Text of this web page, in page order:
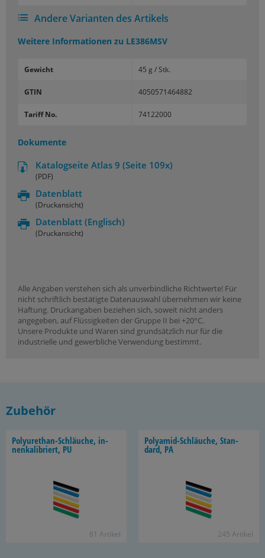
Andere Varianten des Artikels
Weitere Informationen zu LE386MSV
Gewicht 45 g / Stk.
GTIN 4050571464882
Tariff No. 74122000
Dokumente
Katalogseite Atlas 9 (Seite 109x)
(PDF)
Datenblatt
(Druckansicht)
Datenblatt (Englisch)
(Druckansicht)
Alle Angaben verstehen sich als unverbindliche Richtwerte! Für
nicht schriftlich bestätigte Datenauswahl übernehmen wir keine
Haftung. Druckangaben beziehen sich, soweit nicht anders
angegeben, auf Flüssigkeiten der Gruppe II bei +20°C.
Unsere Produkte und Waren sind grundsätzlich nur für die
industrielle und gewerbliche Verwendung bestimmt.
Zubehör
Polyurethan-​Schläuche, in­
nen­ka­li­briert, PU
81 Ar­ti­kel
Polyamid-​Schläuche, Stan­
dard, PA
245 Ar­ti­kel